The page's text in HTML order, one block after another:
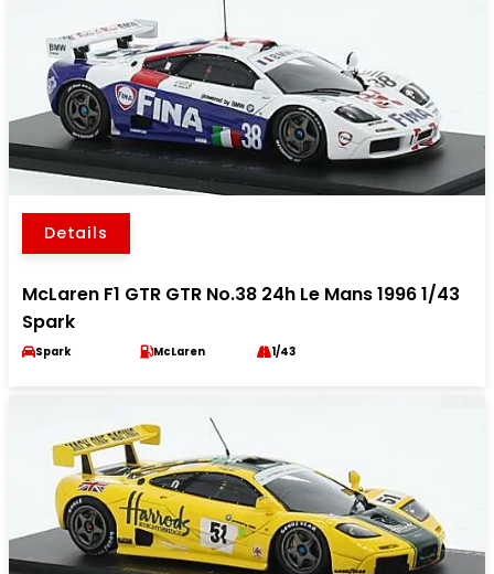
Details
McLaren F1 GTR GTR No.38 24h Le Mans 1996 1/43
Spark
Spark McLaren 1/43